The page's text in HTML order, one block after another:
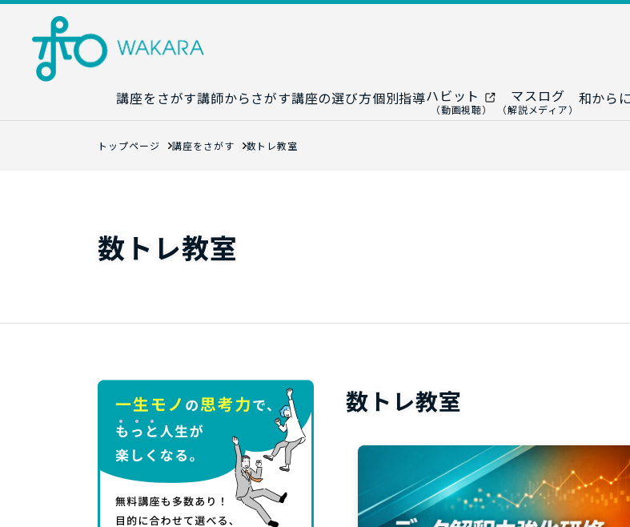
講座をさがす講師からさがす講座の選び方
講座カレンダー
個別指導ハビット
（動画視聴）
マスログ
（解説メディア）
和から
トップページ 講座をさがす 数トレ教室
数トレ教室
数トレ教室